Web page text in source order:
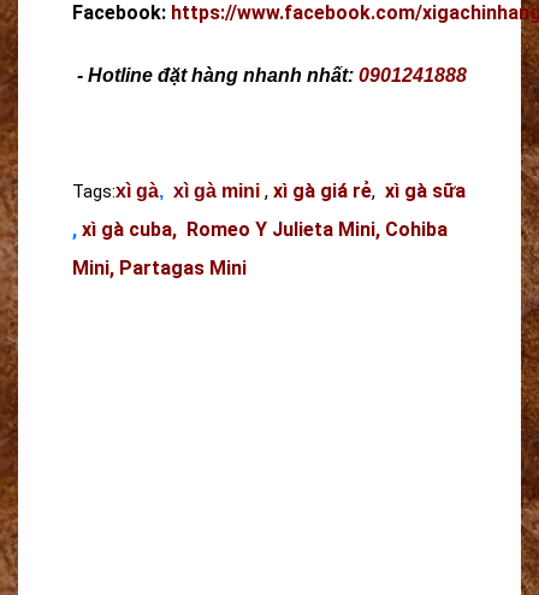
Facebook: https://www.facebook.com/
- Hotline đặt hàng nhanh nhất: 0901241888
Tags:xì gà, xì gà mini , xì gà giá rẻ, xì gà sữa
, xì gà cuba, Romeo Y Julieta Mini, Cohiba
Mini, Partagas Mini